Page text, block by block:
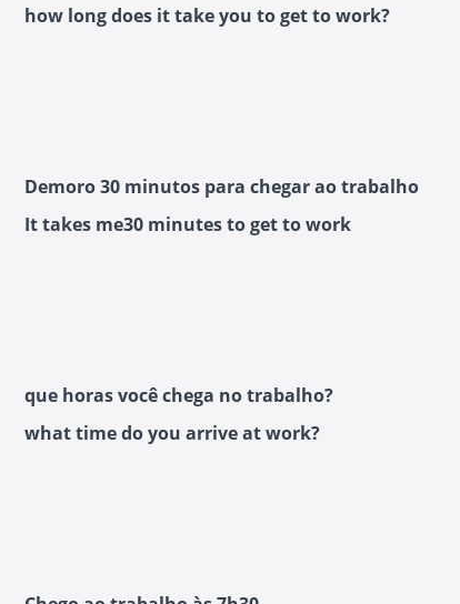
how long does it take you to get to work?
Demoro 30 minutos para chegar ao trabalho
It takes me30 minutes to get to work
que horas você chega no trabalho?
what time do you arrive at work?